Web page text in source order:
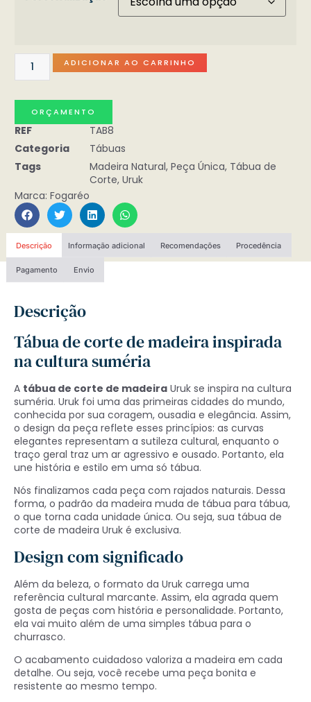
ADICIONAR AO CARRINHO
ORÇAMENTO
REF
TAB8
Categoria
Tábuas
Tags
Madeira Natural, Peça Única, Tábua de
Corte, Uruk
Marca: Fogaréo
Descrição Informação adicional Recomendações Procedência
Pagamento Envio
Descrição
Tábua de corte de madeira inspirada
na cultura suméria
A tábua de corte de madeira Uruk se inspira na cultura
suméria. Uruk foi uma das primeiras cidades do mundo,
conhecida por sua coragem, ousadia e elegância. Assim,
o design da peça reflete esses princípios: as curvas
elegantes representam a sutileza cultural, enquanto o
traço geral traz um ar agressivo e ousado. Portanto, ela
une história e estilo em uma só tábua.
Nós finalizamos cada peça com rajados naturais. Dessa
forma, o padrão da madeira muda de tábua para tábua,
o que torna cada unidade única. Ou seja, sua tábua de
corte de madeira Uruk é exclusiva.
Design com significado
Além da beleza, o formato da Uruk carrega uma
referência cultural marcante. Assim, ela agrada quem
gosta de peças com história e personalidade. Portanto,
ela vai muito além de uma simples tábua para o
churrasco.
O acabamento cuidadoso valoriza a madeira em cada
detalhe. Ou seja, você recebe uma peça bonita e
resistente ao mesmo tempo.